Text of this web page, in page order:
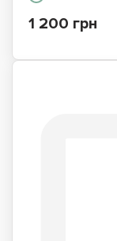
1 200 грн